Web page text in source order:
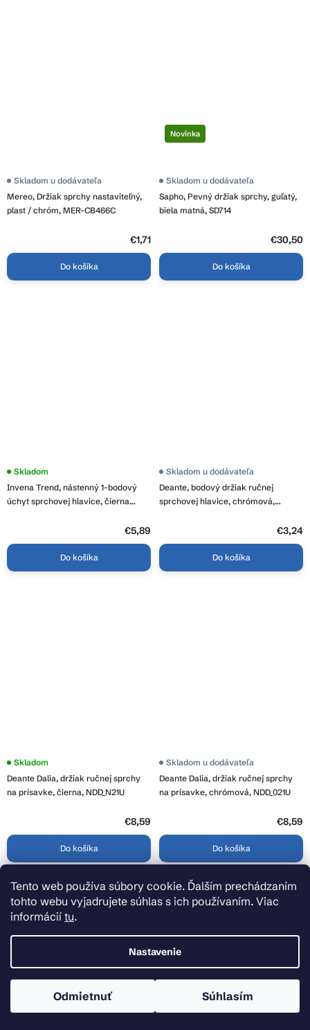
Tento web používa súbory cookie. Ďalším prechádzaním
tohto webu vyjadrujete súhlas s ich používaním. Viac
informácií tu.
Nastavenie
Odmietnuť Súhlasím
Mereo, Držiak sprchy nastaviteľný,
plast / chróm, MER-CB466C
Skladom u dodávateľa
€1,71
Do košíka
Novinka
Sapho, Pevný držiak sprchy, guľatý,
biela matná, SD714
Skladom u dodávateľa
€30,50
Do košíka
Invena Trend, nástenný 1-bodový
úchyt sprchovej hlavice, čierna
matná, INV-AU-00-P04-M
Skladom
€5,89
Do košíka
Deante, bodový držiak ručnej
sprchovej hlavice, chrómová,
Skladom u dodávateľa
€3,24
Do košíka
Deante Dalia, držiak ručnej sprchy
na prísavke, čierna, NDD_N21U
Skladom
€8,59
Do košíka
Deante Dalia, držiak ručnej sprchy
na prísavke, chrómová, NDD_021U
Skladom u dodávateľa
€8,59
Do košíka